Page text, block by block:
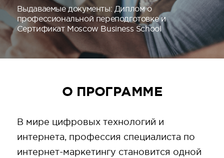
Выдаваемые документы:Диплом о
профессиональной переподготовке и
Сертификат Moscow Business School
О ПРОГРАММЕ
В мире цифровых технологий и
интернета, профессия специалиста по
интернет-маркетингу становится одной